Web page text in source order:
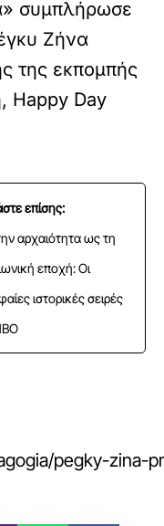
συμπλήρωσε
Ζήνα
της εκπομπής
Happy Day
επίσης:
αρχαιότητα ως τη
εποχή: Οι
ιστορικές σειρές
pegky-